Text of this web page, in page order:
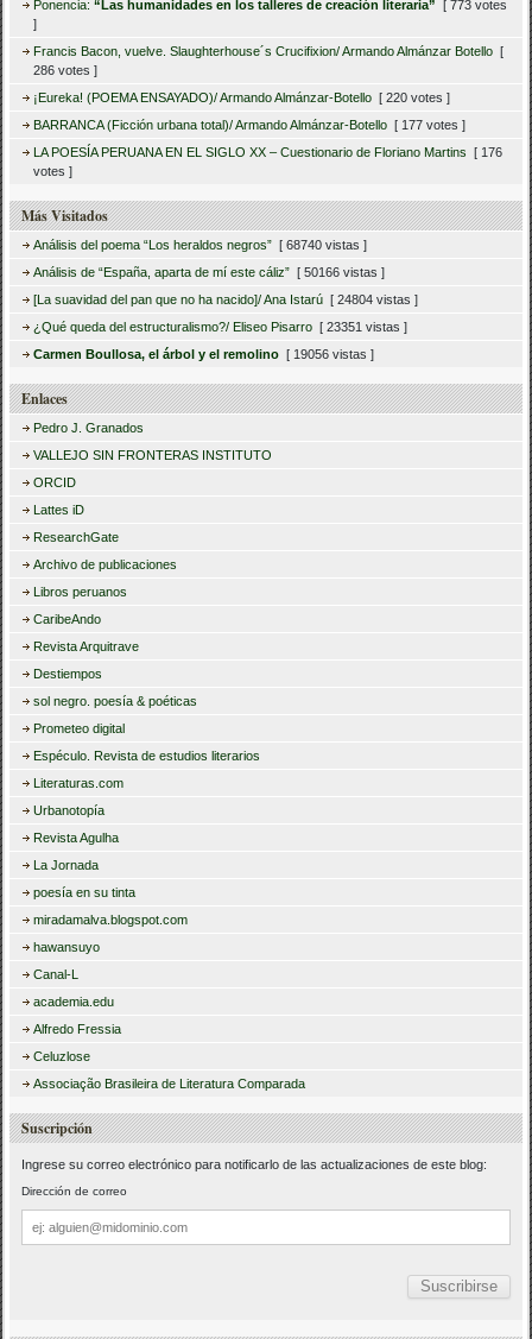
Ponencia:“Las humanidades en los talleres de creación literaria”
[ 773 votes
]
Francis Bacon, vuelve. Slaughterhouse´s Crucifixion/ Armando Almánzar Botello [
286 votes ]
¡Eureka! (POEMA ENSAYADO)/ Armando Almánzar-Botello [ 220 votes ]
BARRANCA (Ficción urbana total)/ Armando Almánzar-Botello [ 177 votes ]
LA POESÍA PERUANA EN EL SIGLO XX – Cuestionario de Floriano Martins
[ 176
votes ]
Más Visitados
Análisis del poema “Los heraldos negros” [ 68740 vistas ]
Análisis de “España, aparta de mí este cáliz” [ 50166 vistas ]
[La suavidad del pan que no ha nacido]/ Ana Istarú [ 24804 vistas ]
¿Qué queda del estructuralismo?/ Eliseo Pisarro [ 23351 vistas ]
Carmen Boullosa, el árbol y el remolino [ 19056 vistas ]
Enlaces
Pedro J. Granados
VALLEJO SIN FRONTERAS INSTITUTO
ORCID
Lattes iD
ResearchGate
Archivo de publicaciones
Libros peruanos
CaribeAndo
Revista Arquitrave
Destiempos
sol negro. poesía & poéticas
Prometeo digital
Espéculo. Revista de estudios literarios
Literaturas.com
Urbanotopía
Revista Agulha
La Jornada
poesía en su tinta
miradamalva.blogspot.com
hawansuyo
Canal-L
academia.edu
Alfredo Fressia
Celuzlose
Associação Brasileira de Literatura Comparada
Suscripción
Ingrese su correo electrónico para notificarlo de las actualizaciones de este blog:
Dirección de correo
Dirección
de
correo